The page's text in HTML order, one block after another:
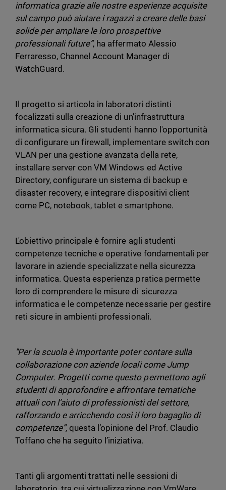
informatica grazie alle nostre esperienze acquisite
sul campo può aiutare i ragazzi a creare delle basi
solide per ampliare le loro prospettive
professionali future”, ha affermato Alessio
Ferraresso, Channel Account Manager di
WatchGuard.
Il progetto si articola in laboratori distinti
focalizzati sulla creazione di un'infrastruttura
informatica sicura. Gli studenti hanno l'opportunità
di configurare un firewall, implementare switch con
VLAN per una gestione avanzata della rete,
installare server con VM Windows ed Active
Directory, configurare un sistema di backup e
disaster recovery, e integrare dispositivi client
come PC, notebook, tablet e smartphone.
L'obiettivo principale è fornire agli studenti
competenze tecniche e operative fondamentali per
lavorare in aziende specializzate nella sicurezza
informatica. Questa esperienza pratica permette
loro di comprendere le misure di sicurezza
informatica e le competenze necessarie per gestire
reti sicure in ambienti professionali.
"Per la scuola è importante poter contare sulla
collaborazione con aziende locali come Jump
Computer. Progetti come questo permettono agli
studenti di approfondire e affrontare tematiche
attuali con l’aiuto di professionisti del settore,
rafforzando e arricchendo così il loro bagaglio di
competenze”, questa l’opinione del Prof. Claudio
Toffano che ha seguito l’iniziativa.
Tanti gli argomenti trattati nelle sessioni di